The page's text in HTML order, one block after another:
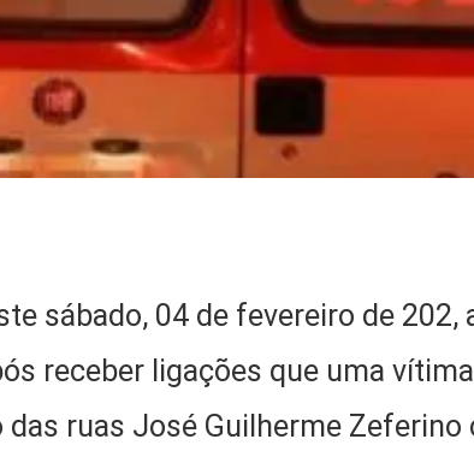
sábado, 04 de fevereiro de 202,
receber ligações que uma
ruas José Guilherme Zeferino